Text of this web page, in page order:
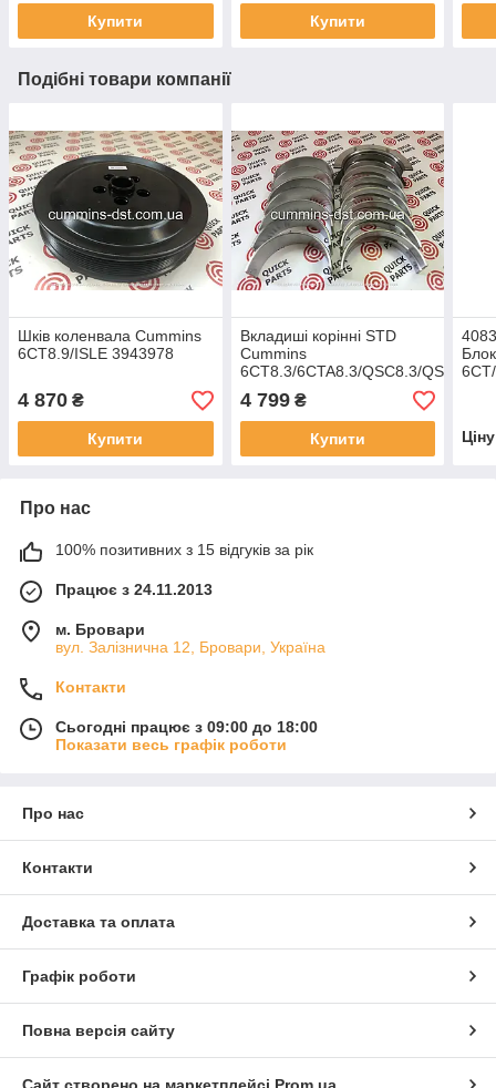
Купити Купити
Подібні товари компанії
Шків коленвала Cummins
6CT8.9/ISLE 3943978
4 870 ₴
Купити
Вкладиші корінні STD
Cummins
6CT8.3/6CTA8.3/QSC8.3/QSL9
4 799₴
Купити
Про нас
100% позитивних з 15 відгуків за рік
Працює з 24.11.2013
м. Бровари
вул. Залізнична 12, Бровари, Україна
Контакти
Сьогодні працює з 09:00 до 18:00
Показати весь графік роботи
Про нас
Контакти
Доставка та оплата
Графік роботи
Повна версія сайту